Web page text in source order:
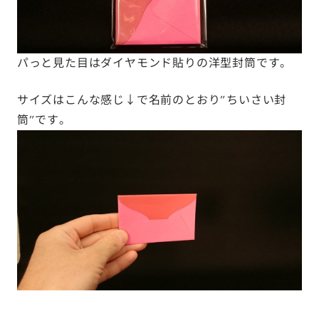
パっと見た目はダイヤモンド貼りの洋型封筒です。
サイズはこんな感じ↓で名前のとおり”ちいさい封
筒”です。